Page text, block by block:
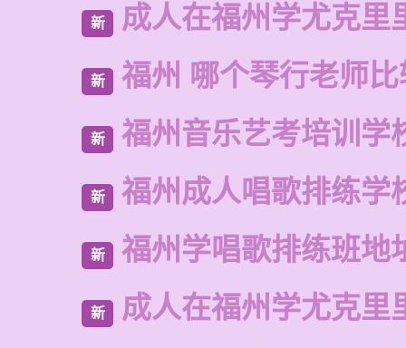
新 成人在福州学尤克里
新 福州 哪个琴行老师
新 福州音乐艺考培训学
新 福州成人唱歌排练学
新 福州学唱歌排练班地
新 成人在福州学尤克里